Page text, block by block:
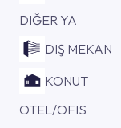
DIĞER YA
DIŞ MEKAN
KONUT
OTEL/OFIS